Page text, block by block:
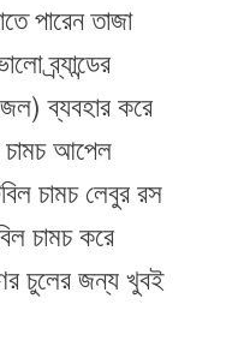
পারেন তাজা
ব্র্যান্ডের
ব্যবহার করে
চামচ আপেল
চামচ লেবুর রস
চামচ করে
চুলের জন্য খুবই